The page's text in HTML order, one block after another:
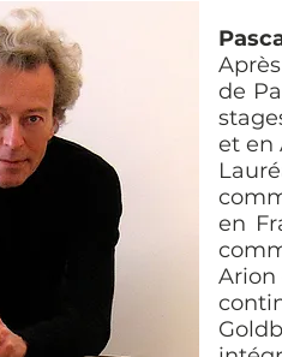
de
et en
en
Arion